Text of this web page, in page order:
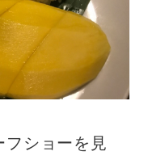
フショーを見